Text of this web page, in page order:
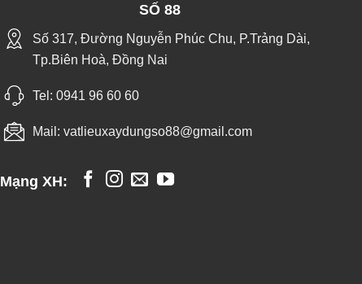
SỐ 88
Số 317, Đường Nguyễn Phúc Chu, P.Trảng Dài,
Tp.Biên Hoà, Đồng Nai
Tel: 0941 96 60 60
Mail: vatlieuxaydungso88@gmail.com
Mạng XH: